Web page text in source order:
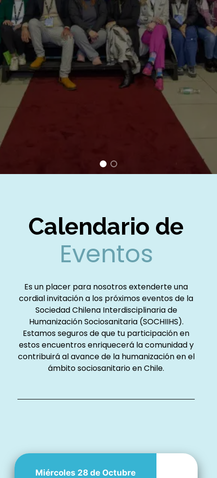
Calendario de
Eventos
Es un placer para nosotros extenderte una
cordial invitación a los próximos eventos de la
Sociedad Chilena Interdisciplinaria de
Humanización Sociosanitaria (SOCHIIHS).
Estamos seguros de que tu participación en
estos encuentros enriquecerá la comunidad y
contribuirá al avance de la humanización en el
ámbito sociosanitario en Chile.
Miércoles 28 de Octubre